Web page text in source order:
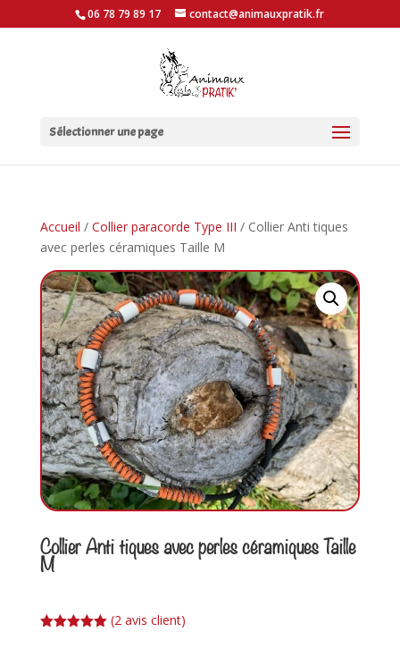
06 78 79 89 17 contact@animauxpratik.fr
Sélectionner une page
Accueil / Collier paracorde Type III / Collier Anti tiques
avec perles céramiques Taille M
Collier Anti tiques avec perles céramiques Taille
M
(2 avis client)